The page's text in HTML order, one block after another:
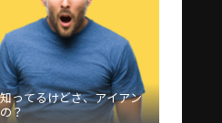
ってるけどさ、アイアン
？